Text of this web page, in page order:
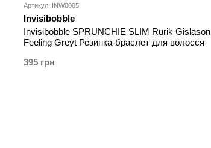
Артикул: INW0005
Invisibobble
Invisibobble SPRUNCHIE SLIM Rurik Gislason
Feeling Greyt Резинка-браслет для волосся
395 грн